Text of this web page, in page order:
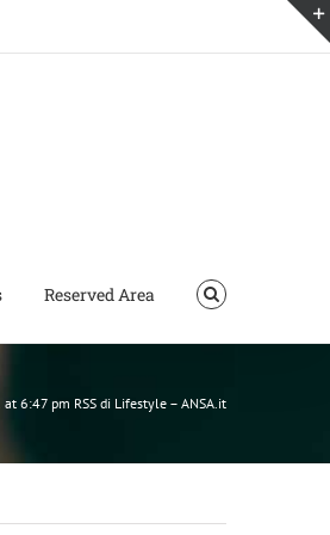
Reserved Area
6:47 pm RSS di Lifestyle – ANSA.it